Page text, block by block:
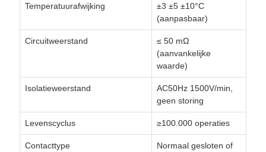
Temperatuurafwijking
±3 ±5 ±10°C
(aanpasbaar)
Circuitweerstand
≤ 50 mΩ
(aanvankelijke
waarde)
Isolatieweerstand
AC50Hz 1500V/min,
geen storing
Levenscyclus ≥100.000 operaties
Contacttype
Normaal gesloten of